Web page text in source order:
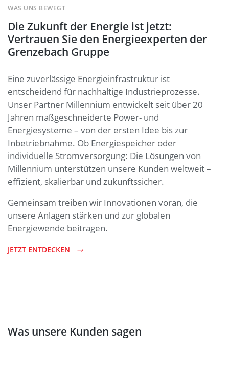
Play-
ein
Hier
Sie
Ihrer
Die Zukunft der Energie ist jetzt:
Vertrauen Sie den Energieexperten der
Grenzebach Gruppe
WAS UNS BEWEGT
Eine zuverlässige Energieinfrastruktur ist
entscheidend für nachhaltige Industrieprozesse.
Unser Partner Millennium entwickelt seit über 20
Jahren maßgeschneiderte Power- und
Energiesysteme – von der ersten Idee bis zur
Inbetriebnahme. Ob Energiespeicher oder
individuelle Stromversorgung: Die Lösungen von
Millennium unterstützen unsere Kunden weltweit –
effizient, skalierbar und zukunftssicher.
Gemeinsam treiben wir Innovationen voran, die
unsere Anlagen stärken und zur globalen
Energiewende beitragen.
JETZT ENTDECKEN
Was unsere Kunden sagen